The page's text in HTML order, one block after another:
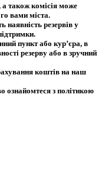
а також комісія може
вами міста.
наявність резервів у
пункт або кур’єра, в
резерву або в зручний
коштів на наш
ознайомтеся з політикою